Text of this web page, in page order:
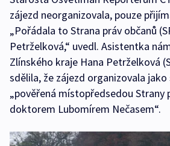
zájezd neorganizovala, pouze
„Pořádala to Strana práv občanů
Petrželková,“ uvedl. Asistentka
Zlínského kraje Hana Petrželková
sdělila, že zájezd organizovala
„pověřená místopředsedou Strany
doktorem Lubomírem Nečasem“.